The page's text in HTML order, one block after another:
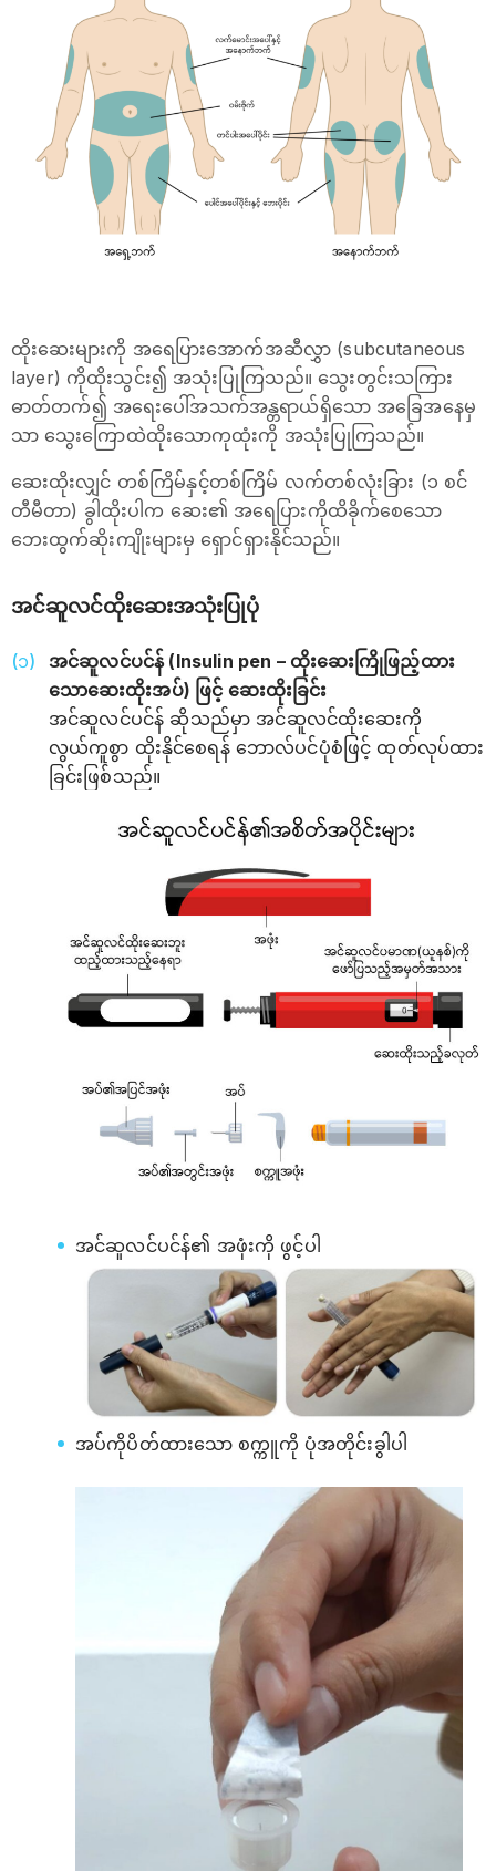
ထိုးဆေးများကို အရေပြားအောက်အဆီလွှာ (subcutaneous
layer) ကိုထိုးသွင်း၍ အသုံးပြုကြသည်။ သွေးတွင်းသကြား
ဓာတ်တက်၍ အရေးပေါ်အသက်အန္တရာယ်ရှိသော အခြေအနေမှ
သာ သွေးကြောထဲထိုးသောကုထုံးကို အသုံးပြုကြသည်။
ဆေးထိုးလျှင် တစ်ကြိမ်နှင့်တစ်ကြိမ် လက်တစ်လုံးခြား (၁ စင်
တီမီတာ) ခွါထိုးပါက ဆေး၏ အရေပြားကိုထိခိုက်စေသော
ဘေးထွက်ဆိုးကျိုးများမှ ရှောင်ရှားနိုင်သည်။
အင်ဆူလင်ထိုးဆေးအသုံးပြုပုံ
အင်ဆူလင်ပင်န် (Insulin pen – ထိုးဆေးကြိုဖြည့်ထား
သောဆေးထိုးအပ်) ဖြင့် ဆေးထိုးခြင်း
အင်ဆူလင်ပင်န် ဆိုသည်မှာ အင်ဆူလင်ထိုးဆေးကို
လွယ်ကူစွာ ထိုးနိုင်စေရန် ‌ဘောလ်ပင်ပုံစံဖြင့် ထုတ်လုပ်ထား
ခြင်းဖြစ်သည်။
အင်ဆူလင်ပင်န်၏ အဖုံးကို ဖွင့်ပါ
အပ်ကိုပိတ်ထားသော စက္ကူကို ပုံအတိုင်းခွါပါ